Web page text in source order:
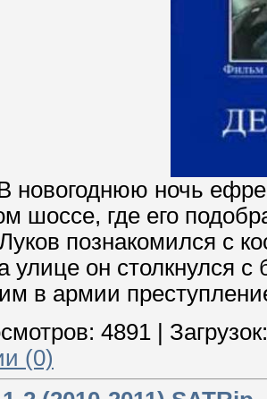
ночь
шоссе, где его
познакомился с
улице он столкнулся
в армии
4891 | Загрузок:
(0)